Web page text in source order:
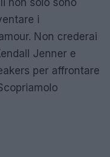
i
Non crederai
Jenner e
per affrontare